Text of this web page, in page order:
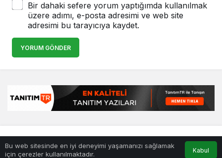
Bir dahaki sefere yorum yaptığımda kullanılmak
üzere adımı, e-posta adresimi ve web site
adresimi bu tarayıcıya kaydet.
YORUM GÖNDER
Bu web sitesinde en iyi deneyimi yaşamanızı sağlamak
için çerezler kullanılmaktadır.
Kabul
en iyiler
listesi, bihaber, sağlıklı